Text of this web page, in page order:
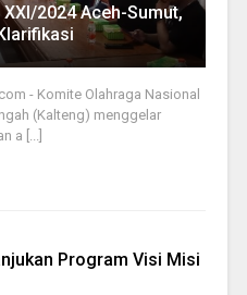
2024 Aceh-Sumut,
- Komite Olahraga Nasional
(Kalteng) menggelar
a [...]
Program Visi Misi